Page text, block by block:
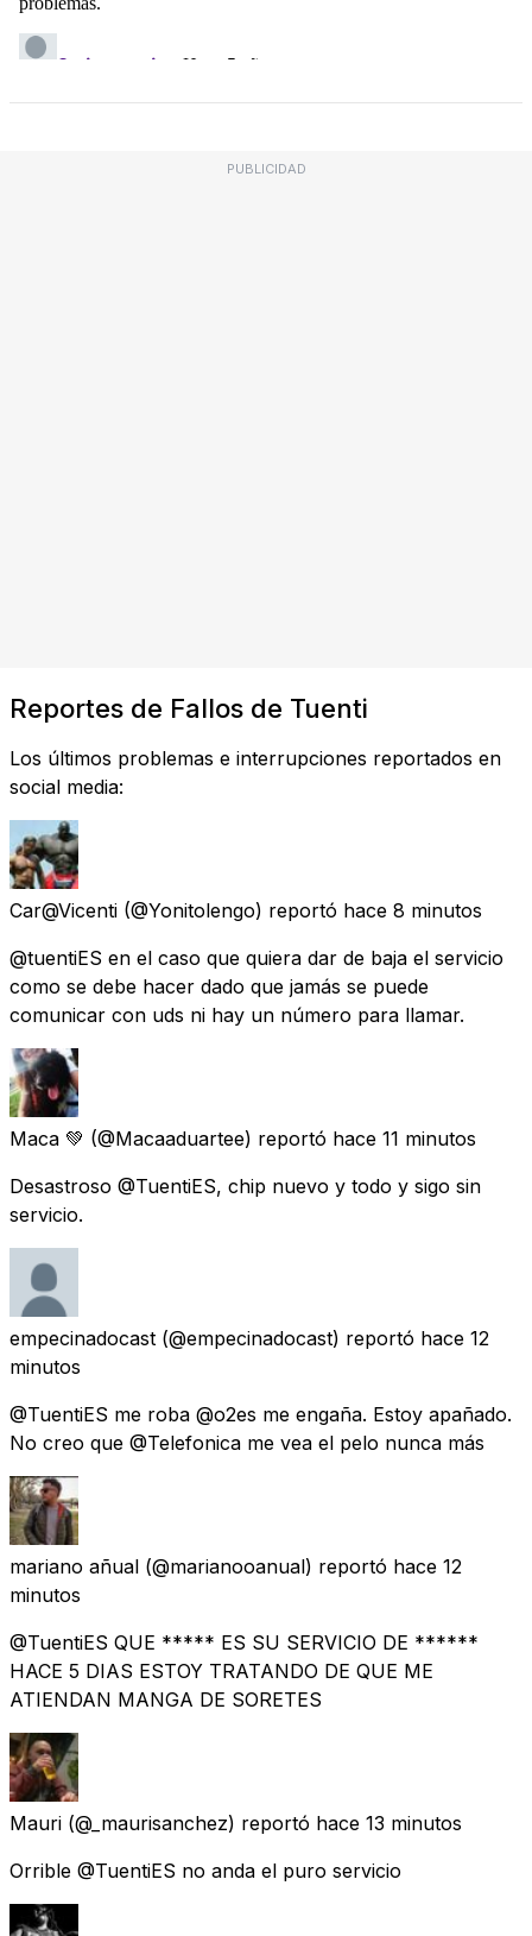
PUBLICIDAD
Reportes de Fallos de Tuenti
Los últimos problemas e interrupciones reportados en
social media:
Car@Vicenti (@Yonitolengo) reportó hace 8 minutos
@tuentiES en el caso que quiera dar de baja el servicio
como se debe hacer dado que jamás se puede
comunicar con uds ni hay un número para llamar.
Maca 💚 (@Macaaduartee) reportó hace 11 minutos
Desastroso @TuentiES, chip nuevo y todo y sigo sin
servicio.
empecinadocast (@empecinadocast) reportó hace 12
minutos
@TuentiES me roba @o2es me engaña. Estoy apañado.
No creo que @Telefonica me vea el pelo nunca más
mariano añual (@marianooanual) reportó hace 12
minutos
@TuentiES QUE ***** ES SU SERVICIO DE ******
HACE 5 DIAS ESTOY TRATANDO DE QUE ME
ATIENDAN MANGA DE SORETES
Mauri (@_maurisanchez) reportó hace 13 minutos
Orrible @TuentiES no anda el puro servicio